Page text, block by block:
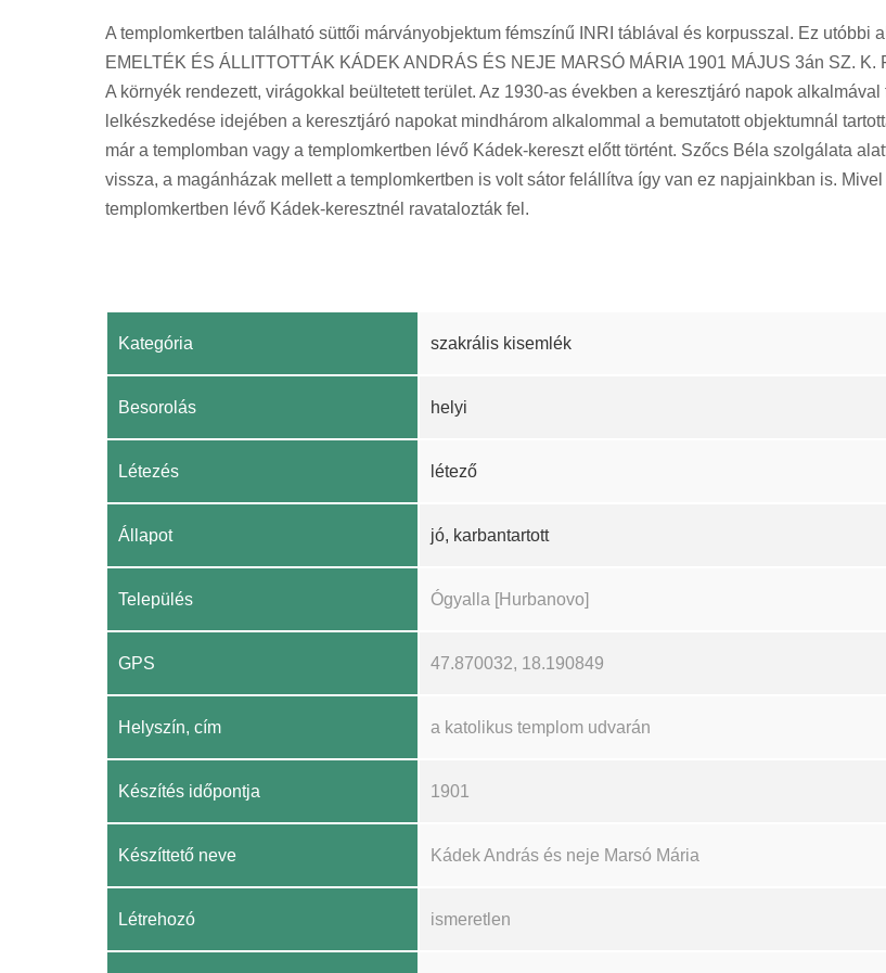
A templomkertben található süttői márványobjektum fémszínű INRI táblával és korpusszal. Ez
EMELTÉK ÉS ÁLLITTOTTÁK KÁDEK ANDRÁS ÉS NEJE MARSÓ MÁRIA 1901 MÁJUS 3án SZ. K.
A környék rendezett, virágokkal beültetett terület. Az 1930-as években a keresztjáró napok
lelkészkedése idejében a keresztjáró napokat mindhárom alkalommal a bemutatott objektumnál
már a templomban vagy a templomkertben lévő Kádek-kereszt előtt történt. Szőcs Béla szolgálata
vissza, a magánházak mellett a templomkertben is volt sátor felállítva így van ez napjainkban is.
templomkertben lévő Kádek-keresztnél ravatalozták fel.
Kategória szakrális kisemlék
Besorolás helyi
Létezés létező
Állapot jó, karbantartott
Település Ógyalla [Hurbanovo]
GPS 47.870032, 18.190849
Helyszín, cím a katolikus templom udvarán
Készítés időpontja 1901
Készíttető neve Kádek András és neje Marsó Mária
Létrehozó ismeretlen